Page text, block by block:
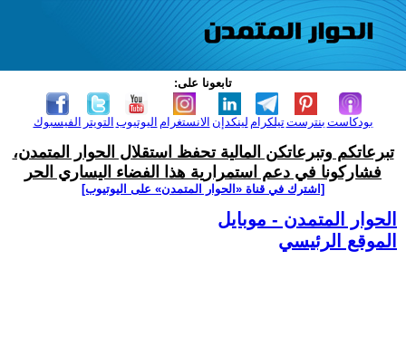
تابعونا على:
الفيسبوك التويتر اليوتيوب الانستغرام لينكدإن تيلكرامبنترست بودكاست
تبرعاتكم وتبرعاتكن المالية تحفظ استقلال الحوار المتمدن،
فشاركونا في دعم استمرارية هذا الفضاء اليساري الحر
[اشترك في قناة ‫«الحوار المتمدن» على اليوتيوب]
الحوار المتمدن - موبايل
الموقع الرئيسي